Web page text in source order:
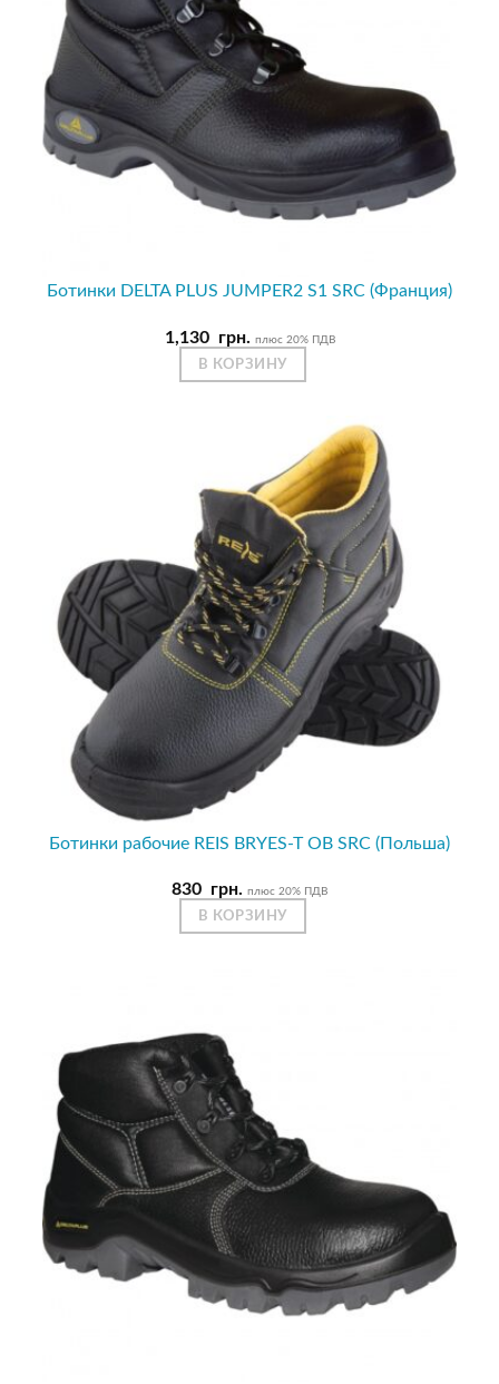
Ботинки DELTA PLUS JUMPER2 S1 SRC (Франция)
1,130 грн. плюс 20% ПДВ
В КОРЗИНУ
Ботинки рабочие REIS BRYES-T OB SRC (Польша)
830 грн. плюс 20% ПДВ
В КОРЗИНУ